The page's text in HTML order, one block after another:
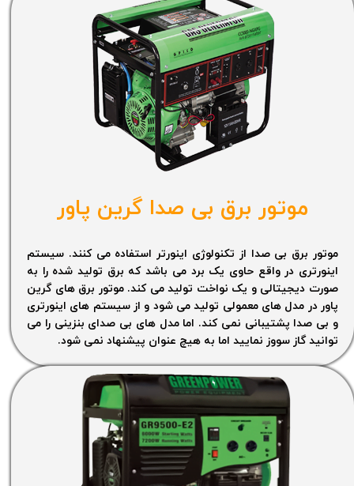
موتور برق بی صدا گرین پاور
موتور برق بی صدا از تکنولوژی اینورتر استفاده می کنند. سیستم
اینورتری در واقع حاوی یک برد می باشد که برق تولید شده را به
صورت دیجیتالی و یک نواخت تولید می کند. موتور برق های گرین
پاور در مدل های معمولی تولید می شود و از سیستم های اینورتری
و بی صدا پشتیبانی نمی کند. اما مدل های بی صدای بنزینی را می
توانید گاز سووز نمایید اما به هیچ عنوان پیشنهاد نمی شود.